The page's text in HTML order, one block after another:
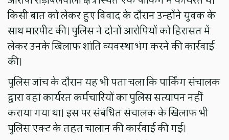
किसी बात को लेकर हुए विवाद के दौरान उन्होंने युवक के
साथ मारपीट की। पुलिस ने दोनों आरोपियों को हिरासत में
लेकर उनके खिलाफ शांति व्यवस्था भंग करने की कार्रवाई
की।
पुलिस जांच के दौरान यह भी पता चला कि पार्किंग संचालक
द्वारा वहां कार्यरत कर्मचारियों का पुलिस सत्यापन नहीं
कराया गया था। इस पर संबंधित संचालक के खिलाफ भी
पुलिस एक्ट के तहत चालान की कार्रवाई की गई।